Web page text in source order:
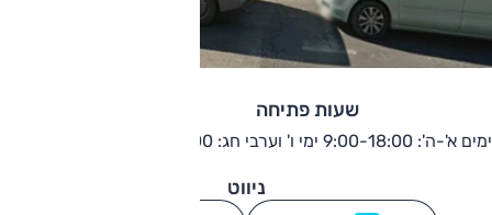
שעות פתיחה
ימים א'-ה': 9:00-18:00 ימי ו' וערבי חג: 9:00-13:00
ניווט